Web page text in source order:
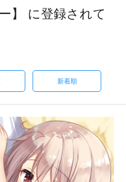
】 に登録されて
新着順